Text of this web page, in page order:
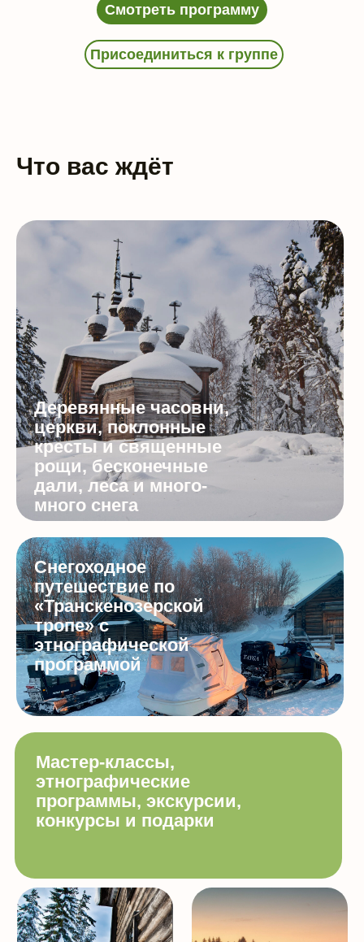
Присоединиться к группе
Смотреть программу
Что вас ждёт
Деревянные часовни,
церкви, поклонные
кресты и священные
рощи, бесконечные
дали, леса и много-
много снега
Снегоходное
путешествие по
«Транскенозерской
тропе» с
этнографической
программой
Мастер-классы,
этнографические
программы, экскурсии,
конкурсы и подарки